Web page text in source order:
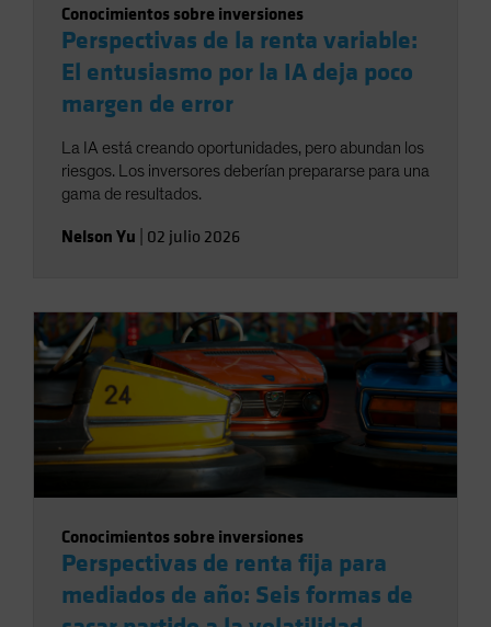
Conocimientos sobre inversiones
Perspectivas de la renta variable:
El entusiasmo por la IA deja poco
margen de error
La IA está creando oportunidades, pero abundan los
riesgos. Los inversores deberían prepararse para una
gama de resultados.
Nelson Yu 02 julio 2026
Conocimientos sobre inversiones
Perspectivas de renta fija para
mediados de año: Seis formas de